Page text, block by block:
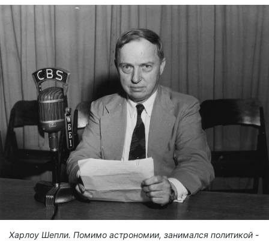
Харлоу Шепли. Помимо астрономии, занимался политикой -